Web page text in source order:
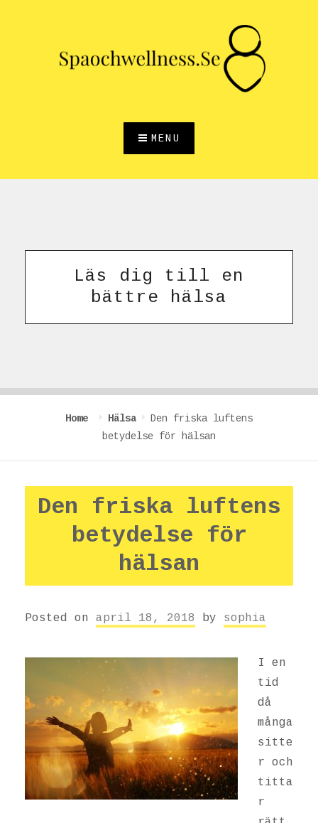
MENU
Läs dig till en
bättre hälsa
Home Hälsa
Den friska luftens
betydelse för hälsan
Den friska luftens
betydelse för
hälsan
Posted on april 18, 2018 by sophia
I en
tid
då
många
sitte
r och
titta
r